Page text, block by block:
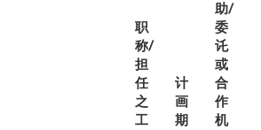
职
称/
担
任
之
工
计
画
期
助/
委
讬
或
合
作
机